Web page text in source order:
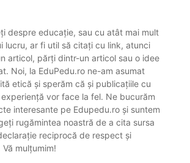
despre educație, sau cu atât mai mult
lucru, ar fi util să citați cu link, atunci
articol, părți dintr-un articol sau o idee
Noi, la EduPedu.ro ne-am asumat
etică și sperăm că și publicațiile cu
vor face la fel. Ne bucurăm
interesante pe Edupedu.ro și suntem
rugămintea noastră de a cita sursa
reciprocă de respect și
mulțumim!